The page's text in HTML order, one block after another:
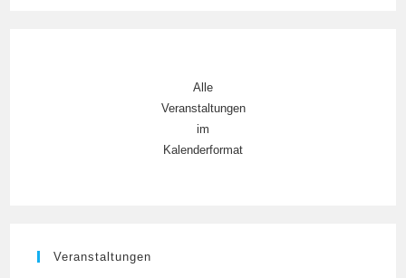
Alle
Veranstaltungen
im
Kalenderformat
Veranstaltungen